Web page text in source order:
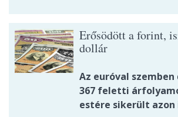
Erősödött a forint,
dollár
Az euróval
367 feletti
estére sikerült